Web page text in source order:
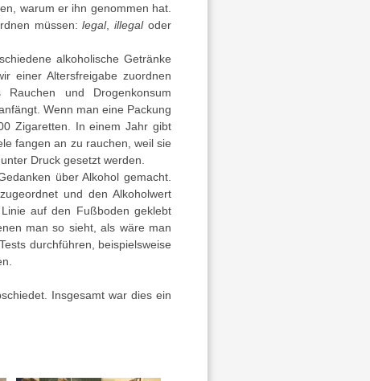
warum er ihn genommen hat.
müssen:legal,illegaloder
alkoholische Getränke
einer Altersfreigabe zuordnen
und Drogenkonsum
Wenn man eine Packung
Zigaretten. In einem Jahr gibt
fangen an zu rauchen, weil sie
Druck gesetzt werden.
über Alkohol gemacht.
und den Alkoholwert
auf den Fußboden geklebt
man so sieht, als wäre man
durchführen, beispielsweise
Insgesamt war dies ein